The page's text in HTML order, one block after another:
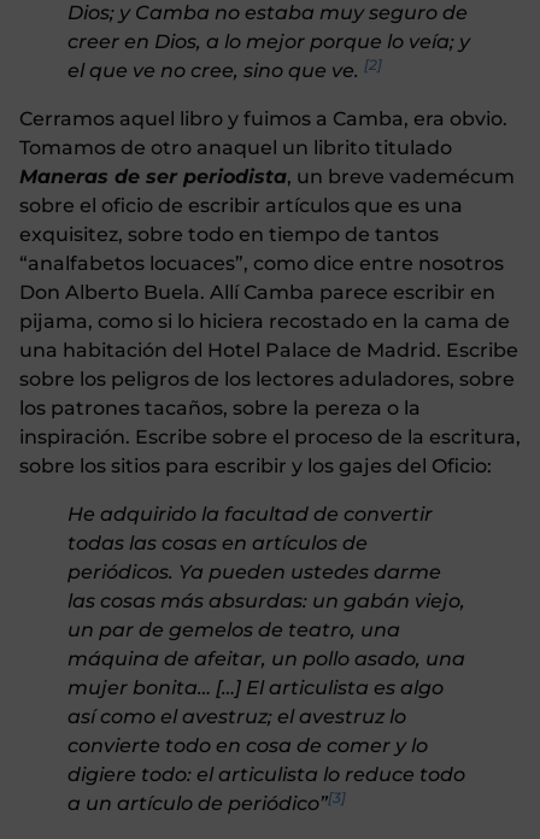
Dios; y Camba no estaba muy seguro de
creer en Dios, a lo mejor porque lo veía; y
el que ve no cree, sino que ve. [2]
Cerramos aquel libro y fuimos a Camba, era obvio.
Tomamos de otro anaquel un librito titulado
Maneras de ser periodista, un breve vademécum
sobre el oficio de escribir artículos que es una
exquisitez, sobre todo en tiempo de tantos
“analfabetos locuaces”, como dice entre nosotros
Don Alberto Buela. Allí Camba parece escribir en
pijama, como si lo hiciera recostado en la cama de
una habitación del Hotel Palace de Madrid. Escribe
sobre los peligros de los lectores aduladores, sobre
los patrones tacaños, sobre la pereza o la
inspiración. Escribe sobre el proceso de la escritura,
sobre los sitios para escribir y los gajes del Oficio:
He adquirido la facultad de convertir
todas las cosas en artículos de
periódicos. Ya pueden ustedes darme
las cosas más absurdas: un gabán viejo,
un par de gemelos de teatro, una
máquina de afeitar, un pollo asado, una
mujer bonita… […] El articulista es algo
así como el avestruz; el avestruz lo
convierte todo en cosa de comer y lo
digiere todo: el articulista lo reduce todo
a un artículo de periódico”[3]